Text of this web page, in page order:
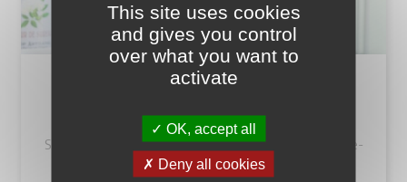
SIROP À LA ROSE 25 CL
Sirop Artisanal parfumé à la rose, venant de Franche-
Comté
This site uses cookies
and gives you control
over what you want to
activate
OK, accept all
Deny all cookies